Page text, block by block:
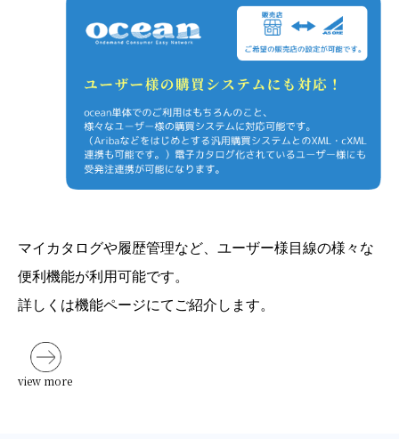
マイカタログや履歴管理など、ユーザー様目線の様々な
便利機能が利用可能です。
詳しくは機能ページにてご紹介します。
view more